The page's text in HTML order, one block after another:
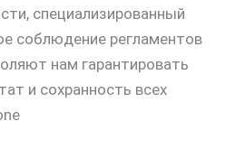
специализированный
соблюдение регламентов
нам гарантировать
и сохранность всех